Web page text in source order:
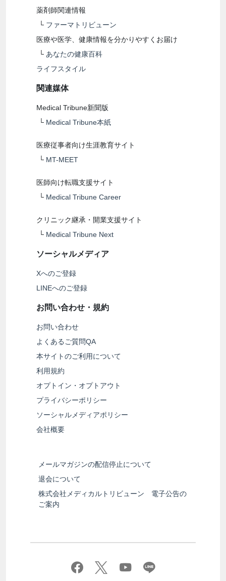
薬剤師関連情報
└ ファーマトリビューン
医療や医学、健康情報を分かりやすくお届け
└ あなたの健康百科
ライフスタイル
関連媒体
Medical Tribune新聞版
└ Medical Tribune本紙
医療従事者向け生涯教育サイト
└ MT-MEET
医師向け転職支援サイト
└ Medical Tribune Career
クリニック継承・開業支援サイト
└ Medical Tribune Next
ソーシャルメディア
Xへのご登録
LINEへのご登録
お問い合わせ・規約
お問い合わせ
よくあるご質問QA
本サイトのご利用について
利用規約
オプトイン・オプトアウト
プライバシーポリシー
ソーシャルメディアポリシー
会社概要
メールマガジンの配信停止について
退会について
株式会社メディカルトリビューン 電子公告の
ご案内